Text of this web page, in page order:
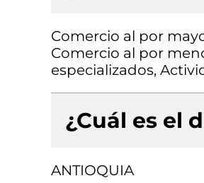
Comercio al por
Comercio al por
especializados,
¿Cuál es el
ANTIOQUIA